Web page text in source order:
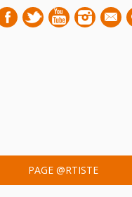
mail
PAGE @RTISTE